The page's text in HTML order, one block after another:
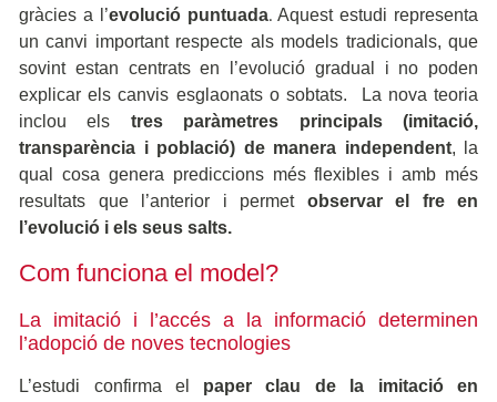
gràcies a
l’evolució puntuada. Aquest estudi representa
un canvi important respecte als models tradicionals, que
sovint estan centrats en l’evolució gradual i no poden
explicar els canvis esglaonats o sobtats. La nova teoria
inclou els tres paràmetres principals (imitació,
transparència i població) de manera independent, la
qual cosa genera prediccions més flexibles i amb més
resultats que l’anterior i permetobservar el fre en
l’evolució i els seus salts.
Com funciona el model?
La imitació i l’accés a la informació determinen
l’adopció de noves tecnologies
L’estudi confirma el
paper clau de la imitació en